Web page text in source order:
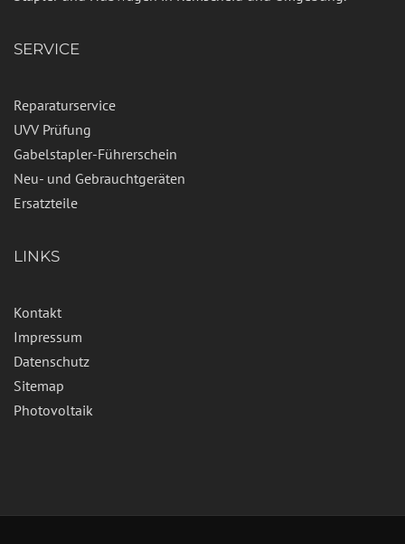
SERVICE
Reparaturservice
UVV Prüfung
Gabelstapler-Führerschein
Neu- und Gebrauchtgeräten
Ersatzteile
LINKS
Kontakt
Impressum
Datenschutz
Sitemap
Photovoltaik